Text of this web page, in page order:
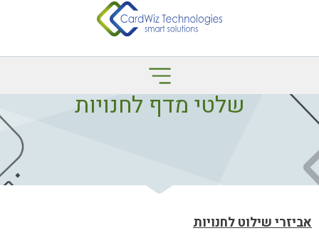
שלטי מדף לחנויות
אביזרי שילוט לחנויות